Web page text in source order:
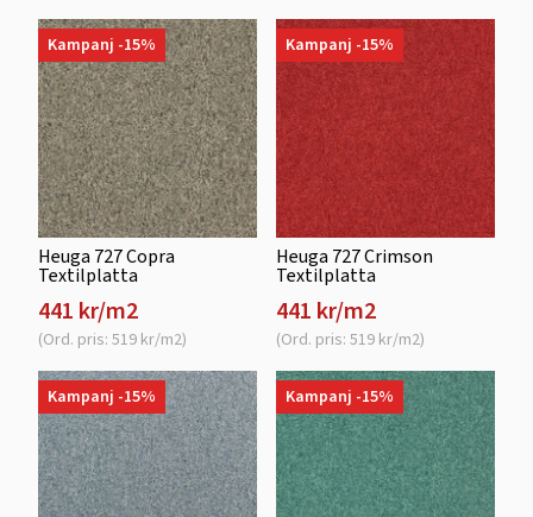
Kampanj -15%
Heuga 727 Copra
Textilplatta
441 kr/m2
(Ord. pris: 519 kr/m2)
Kampanj -15%
Heuga 727 Crimson
Textilplatta
441 kr/m2
(Ord. pris: 519 kr/m2)
Kampanj -15% Kampanj -15%